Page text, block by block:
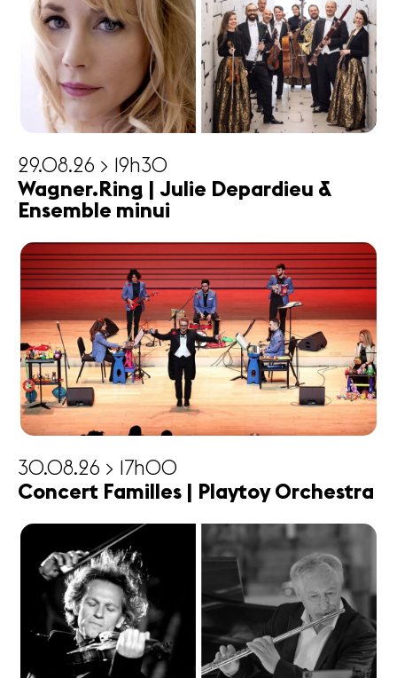
29.08.26 > 19h30
Wagner.Ring | Julie Depardieu &
Ensemble minui
30.08.26 > 17h00
Concert Familles | Playtoy Orchestra